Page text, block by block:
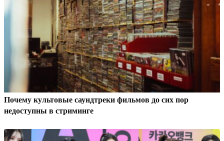
Почему культовые саундтреки фильмов до сих пор
недоступны в стриминге